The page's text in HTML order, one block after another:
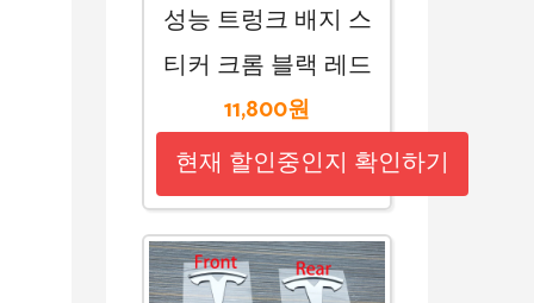
성능 트렁크 배지 스
티커 크롬 블랙 레드
11,800원
현재 할인중인지 확인하기